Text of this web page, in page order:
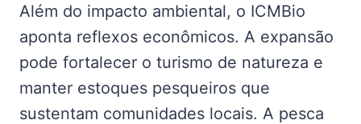
Além do impacto ambiental, o ICMBio
aponta reflexos econômicos. A expansão
pode fortalecer o turismo de natureza e
manter estoques pesqueiros que
sustentam comunidades locais. A pesca